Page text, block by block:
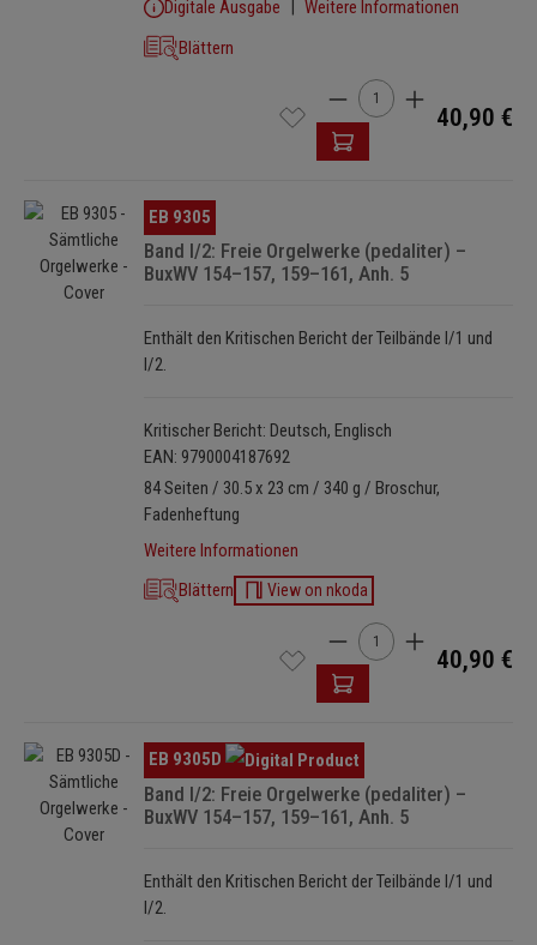
Digitale Ausgabe
Weitere Informationen
Blättern
Produkt Anzahl: Gib
40,90 €
Bildergalerie überspringen
EB 9305
Band I/2: Freie Orgelwerke (pedaliter) –
BuxWV 154–157, 159–161, Anh. 5
Enthält den Kritischen Bericht der Teilbände I/1 und
I/2.
Kritischer Bericht: Deutsch, Englisch
EAN: 9790004187692
84 Seiten / 30.5 x 23 cm / 340 g / Broschur,
Fadenheftung
Weitere Informationen
Blättern
View on nkoda
Produkt Anzahl: Gib
40,90 €
Bildergalerie überspringen
EB 9305D
Band I/2: Freie Orgelwerke (pedaliter) –
BuxWV 154–157, 159–161, Anh. 5
Enthält den Kritischen Bericht der Teilbände I/1 und
I/2.